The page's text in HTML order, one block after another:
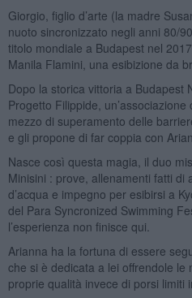
Giorgio, figlio d’arte (la madre
nuoto sincronizzato negli anni 80/
titolo mondiale a Budapest nel
Manila Flamini, una esibizione da
Dopo la storica vittoria a Budapest
Progetto Filippide,
mezzo di superamento delle
e gli propone di far coppia con
Nasce così questa magia, il duo
Minisini : prove, allenamenti fatti di
d’acqua e impegno per esibirsi a
del Para Syncronized Swimming
l’esperienza non finisce qui.
Arianna ha la fortuna di essere
che si è dedicata a lei offrendole le
proprie qualità invece di porsi limiti